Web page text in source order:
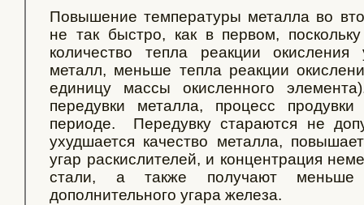
Повышение температуры металла во
не так быстро, как в первом,
количество тепла реакции окисления
металл, меньше тепла реакции
единицу массы окисленного
передувки металла, процесс
периоде. Передувку стараются не
ухудшается качество металла,
угар раскислителей, и концентрация
стали, а также получают меньше
дополнительного угара железа.